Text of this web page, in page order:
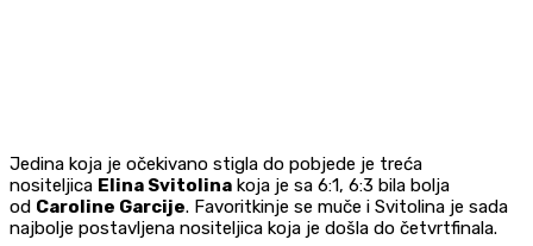
Jedina koja je očekivano stigla do pobjede je treća
nositeljica Elina Svitolina koja je sa 6:1, 6:3 bila bolja
od Caroline Garcije. Favoritkinje se muče i Svitolina je sada
najbolje postavljena nositeljica koja je došla do četvrtfinala.